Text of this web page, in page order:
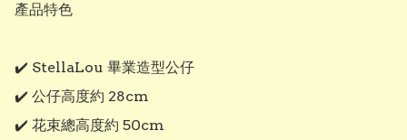
產品特色
✔️ StellaLou 畢業造型公仔
✔️ 公仔高度約 28cm
✔️ 花束總高度約 50cm